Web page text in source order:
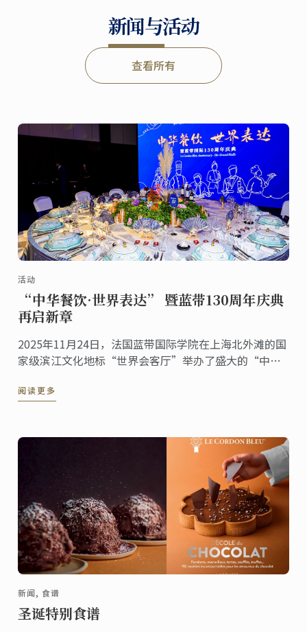
新闻与活动
查看所有
活动
“中华餐饮·世界表达” 暨蓝带130周年庆典
再启新章
2025年11月24日，法国蓝带国际学院在上海北外滩的国
家级滨江文化地标“世界会客厅”举办了盛大的“中华
家的驻沪总领事、国际友人，以及来自艺术、文化等各
阅读更多
新闻, 食谱
圣诞特别食谱